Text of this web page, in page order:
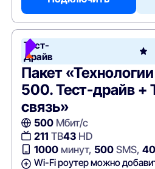
Тест-
Драйв
Пакет
500. Тест-драйв +
связь»
500Мбит/с
211 ТВ43HD
1000минут, 500SMS, 40
Wi-Fi роутер можно